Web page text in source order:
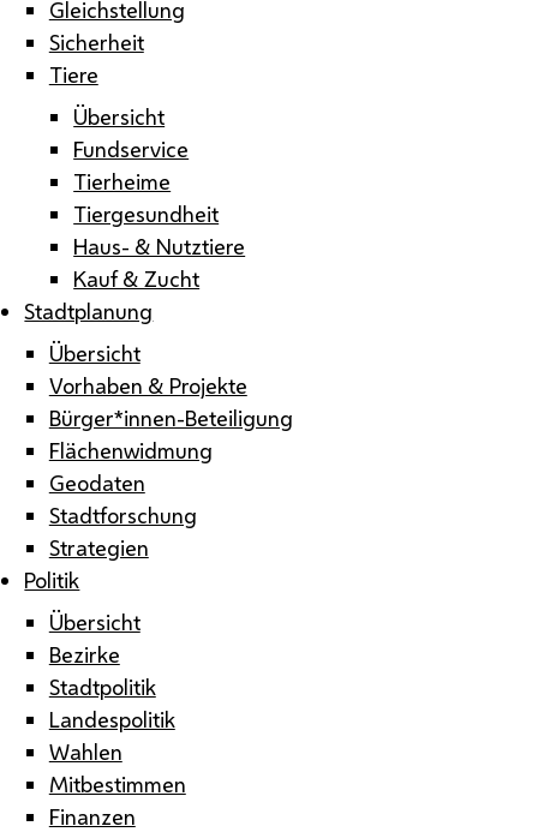
Gleichstellung
Sicherheit
Tiere
Übersicht
Fundservice
Tierheime
Tiergesundheit
Haus- & Nutztiere
Kauf & Zucht
Stadtplanung
Übersicht
Vorhaben & Projekte
Bürger*innen-Beteiligung
Flächenwidmung
Geodaten
Stadtforschung
Strategien
Politik
Übersicht
Bezirke
Stadtpolitik
Landespolitik
Wahlen
Mitbestimmen
Finanzen